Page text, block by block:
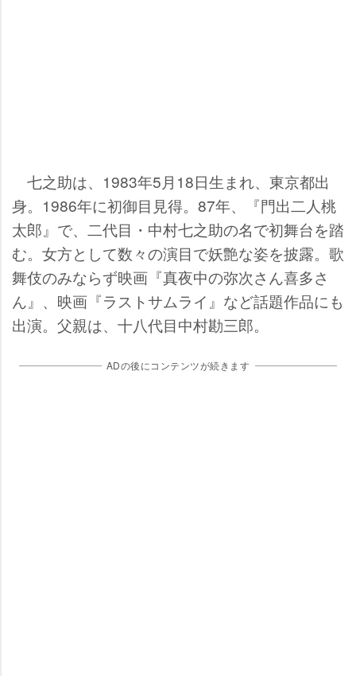
七之助は、1983年5月18日生まれ、東京都出
身。1986年に初御目見得。87年、『門出二人桃
太郎』で、二代目・中村七之助の名で初舞台を踏
む。女方として数々の演目で妖艶な姿を披露。歌
舞伎のみならず映画『真夜中の弥次さん喜多さ
ん』、映画『ラストサムライ』など話題作品にも
出演。父親は、十八代目中村勘三郎。
ADの後にコンテンツが続きます